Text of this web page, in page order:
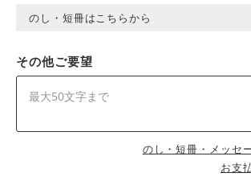
のし・短冊はこちらから
その他ご要望
のし・短冊・メッセ
お支